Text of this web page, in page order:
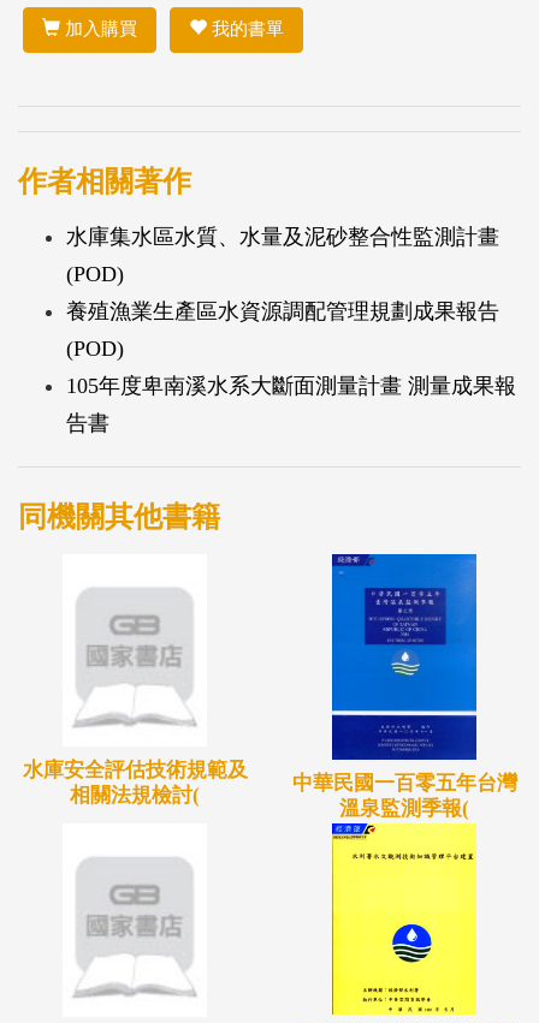
加入購買 我的書單
作者相關著作
水庫集水區水質、水量及泥砂整合性監測計畫
(POD)
養殖漁業生產區水資源調配管理規劃成果報告
(POD)
105年度卑南溪水系大斷面測量計畫 測量成果報
告書
同機關其他書籍
水庫安全評估技術規範及
相關法規檢討(
中華民國一百零五年台灣
溫泉監測季報(